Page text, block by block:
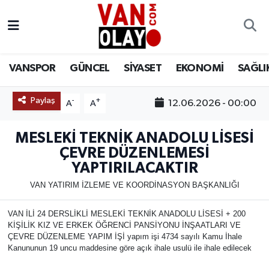
VANSPOR GÜNCEL SİYASET EKONOMİ
Paylaş A- A+ 12.06.2026 - 00:00
MESLEKİ TEKNİK ANADOLU LİSESİ
ÇEVRE DÜZENLEMESİ
YAPTIRILACAKTIR
VAN YATIRIM İZLEME VE KOORDİNASYON BAŞKANLIĞI
VAN İLİ 24 DERSLİKLİ MESLEKİ TEKNİK ANADOLU LİSESİ + 200
KİŞİLİK KIZ VE ERKEK ÖĞRENCİ PANSİYONU İNŞAATLARI VE
ÇEVRE DÜZENLEME YAPIM İŞİ yapım işi 4734 sayılı Kamu İhale
Kanununun 19 uncu maddesine göre açık ihale usulü ile ihale edilecek
Siyaset
Ekonomi
Eğitim
Bilim & Teknoloji
Van Nöbetçi Eczaneler
Van Namaz Vakitleri
Van Trafik Yoğunluk Haritası
Süper Lig Puan Durumu ve Fikstür
Tüm Manşetler
Son Dakika Haberleri